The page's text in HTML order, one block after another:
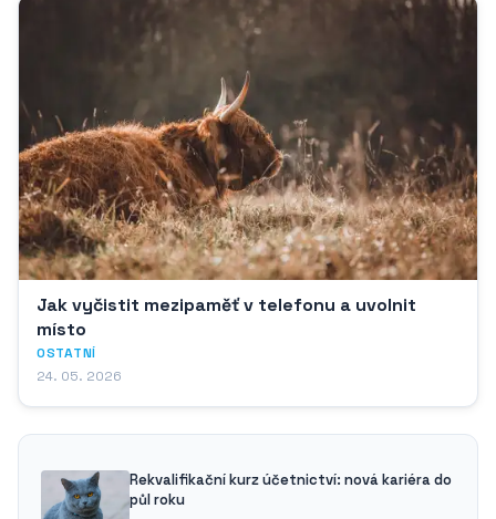
Jak vyčistit mezipaměť v telefonu a uvolnit
místo
OSTATNÍ
24. 05. 2026
Rekvalifikační kurz účetnictví: nová kariéra do
půl roku